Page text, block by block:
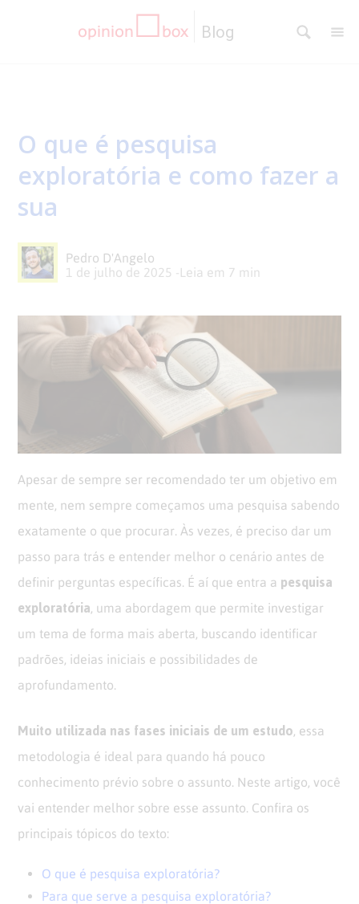
Blog
O que é pesquisa
exploratória e como fazer a
sua
Pedro D'Angelo
1 de julho de 2025 -Leia em 7 min
Apesar de sempre ser recomendado ter um objetivo em
mente, nem sempre começamos uma pesquisa sabendo
exatamente o que procurar. Às vezes, é preciso dar um
passo para trás e entender melhor o cenário antes de
definir perguntas específicas. É aí que entra a pesquisa
exploratória , uma abordagem que permite investigar
um tema de forma mais aberta, buscando identificar
padrões, ideias iniciais e possibilidades de
aprofundamento.
Muito utilizada nas fases iniciais de um estudo , essa
metodologia é ideal para quando há pouco
conhecimento prévio sobre o assunto. Neste artigo, você
vai entender melhor sobre esse assunto. Confira os
principais tópicos do texto:
O que é pesquisa exploratória?
Para que serve a pesquisa exploratória?
Dicas
Questionários
Customer
DE
PESQUISA
MATERIAIS
WEBINARS
O
OPINION
SOLUÇÕES
Pesquisa
de